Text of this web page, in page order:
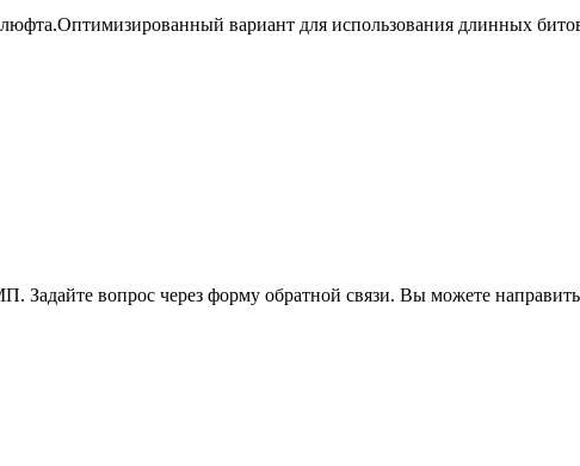
вариант для использования длинных
вопрос через форму обратной связи. Вы можете